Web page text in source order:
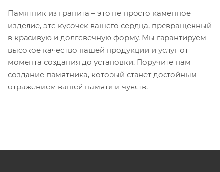
Памятник из гранита – это не просто каменное
изделие, это кусочек вашего сердца, превращенный
в красивую и долговечную форму. Мы гарантируем
высокое качество нашей продукции и услуг от
момента создания до установки. Поручите нам
создание памятника, который станет достойным
отражением вашей памяти и чувств.